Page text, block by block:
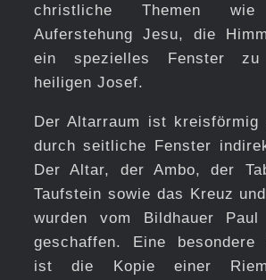
christliche Themen
Auferstehung Jesu, die
ein spezielles Fenster
heiligen Josef.
Der Altarraum ist kreisförmig
durch seitliche Fenster
Der Altar, der Ambo, der
Taufstein sowie das Kreuz
wurden vom Bildhauer Paul
geschaffen. Eine besondere
ist die Kopie einer